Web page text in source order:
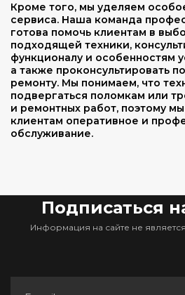
Кроме того, мы уделяем
сервиса. Наша команда
готова помочь клиентам в
подходящей техники,
функционалу и особенностям
а также проконсультировать
ремонту. Мы понимаем, что
подвергаться поломкам или
и ремонтных работ, поэтому
клиентам оперативное и
обслуживание.
Подписаться
Информация на сайте не